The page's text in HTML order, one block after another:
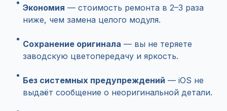
Экономия — стоимость ремонта в 2–3 раза
ниже, чем замена целого модуля.
Сохранение оригинала — вы не теряете
заводскую цветопередачу и яркость.
Без системных предупреждений — iOS не
выдаёт сообщение о неоригинальной детали.